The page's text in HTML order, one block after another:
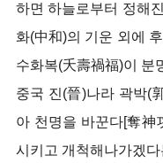
하면 하늘로부터 정해
화(中和)의 기운 외에
수화복(夭壽禍福)이 분
중국 진(晉)나라 곽박(
아 천명을 바꾼다[奪神
시키고 개척해나가겠